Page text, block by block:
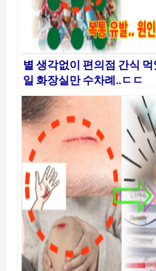
별 생각없이 편의점 간식
일 화장실만 수차례..ㄷㄷ